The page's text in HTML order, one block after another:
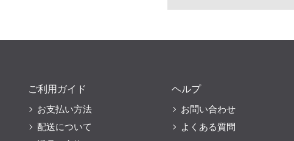
ご利用ガイド
お支払い方法
配送について
ヘルプ
お問い合わせ
よくある質問